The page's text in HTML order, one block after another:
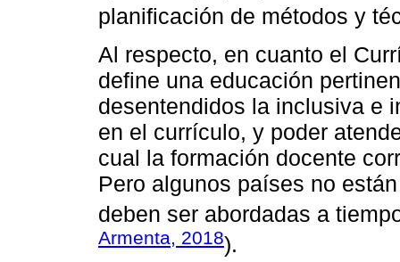
planificación de métodos y
Al respecto, en cuanto el
define una educación
desentendidos la inclusiva e
en el currículo, y poder
cual la formación docente
Pero algunos países no
deben ser abordadas a
Armenta, 2018).